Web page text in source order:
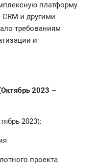
платформу
и другими
требованиям
и
2023 –
2023):
проекта